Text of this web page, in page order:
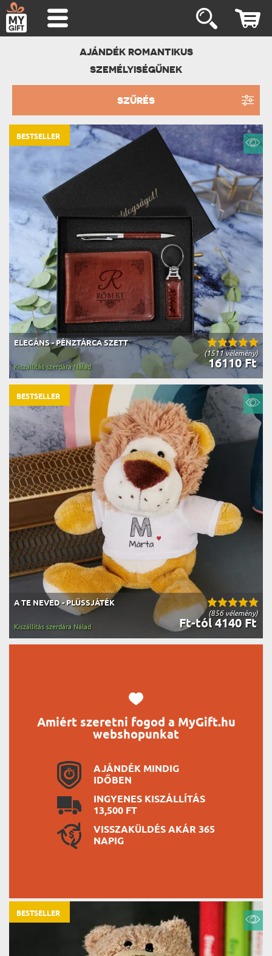
AJÁNDÉK ROMANTIKUS
SZEMÉLYISÉGŰNEK
SZŰRÉS
(1511 vélemény)
ELEGÁNS - PÉNZTÁRCA SZETT
16110 Ft
Kiszállítás szerdára Nálad
BESTSELLER
(856 vélemény)
A TE NEVED - PLÜSSJÁTÉK
Ft-tól 4140 Ft
Kiszállítás szerdára Nálad
BESTSELLER
Amiért szeretni fogod a MyGift.hu
webshopunkat
AJÁNDÉK MINDIG
IDŐBEN
INGYENES KISZÁLLÍTÁS
13,500 FT
VISSZAKÜLDÉS AKÁR 365
NAPIG
BESTSELLER